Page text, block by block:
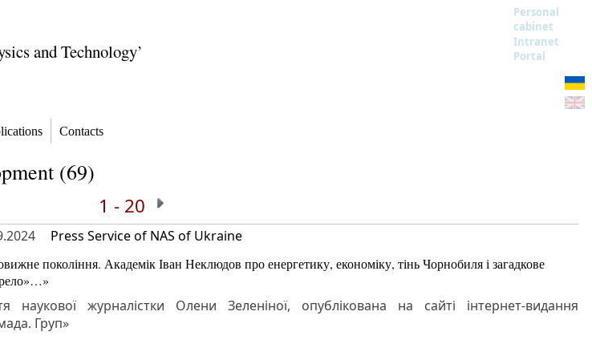
Personal
cabinet
Intranet
Portal
and Technology’
Contacts
(69)
1 - 20
Press Service of NAS of Ukraine
покоління. Академік Іван Неклюдов про енергетику, економіку, тінь Чорнобиля і загадкове
наукової журналістки Олени Зеленіної, опублікована на сайті інтернет-видання
Груп»